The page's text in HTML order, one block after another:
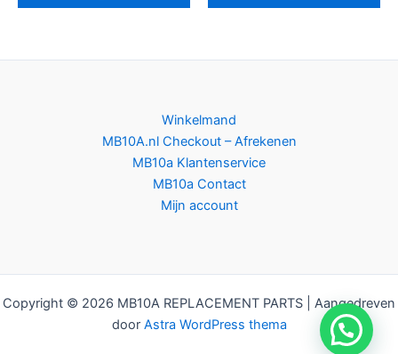
Winkelmand
MB10A.nl Checkout – Afrekenen
MB10a Klantenservice
MB10a Contact
Mijn account
Copyright © 2026 MB10A REPLACEMENT PARTS | Aangedreven
door Astra WordPress thema